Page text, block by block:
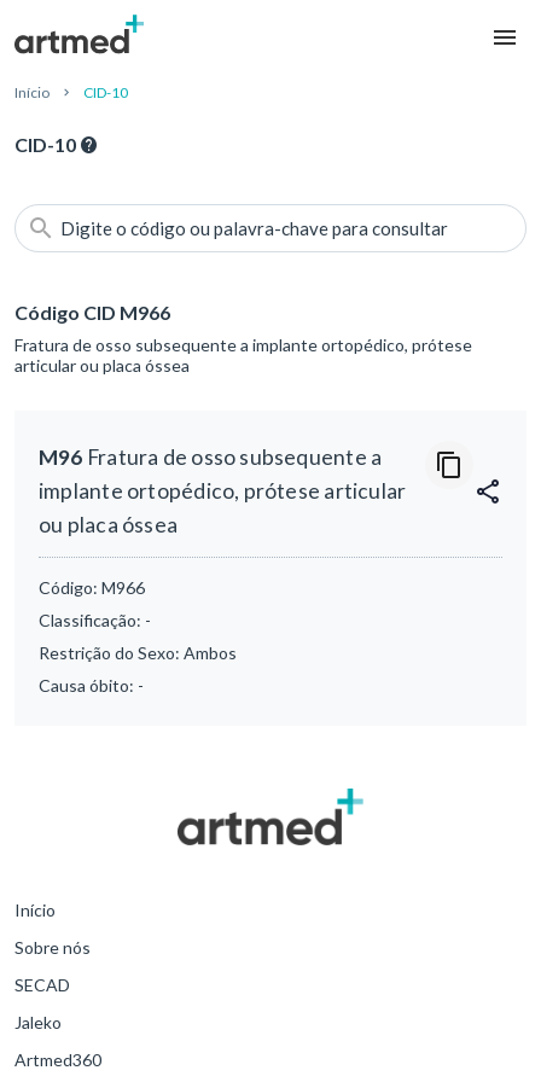
Início CID-10
CID-10
Digite o código ou palavra-chave para consultar
Código CID M966
Fratura de osso subsequente a implante ortopédico, prótese
articular ou placa óssea
M96 Fratura de osso subsequente a
implante ortopédico, prótese articular
ou placa óssea
Código: M966
Classificação: -
Restrição do Sexo: Ambos
Causa óbito: -
Início
Sobre nós
SECAD
Jaleko
Artmed360